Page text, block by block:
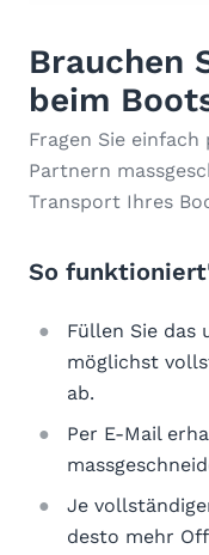
Brauchen
beim
Fragen Sie
Partnern
Transport Ihres
So
Füllen Sie das
möglichst
ab.
Per E-Mail
Je
desto mehr